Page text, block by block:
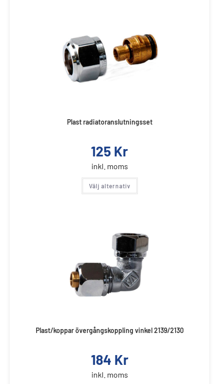
Plast radiatoranslutningsset
125 Kr
inkl. moms
Välj alternativ
Plast/koppar övergångskoppling vinkel 2139/2130
184 Kr
inkl. moms